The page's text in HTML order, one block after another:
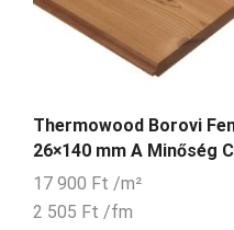
Thermowood Borovi
26×140 mm A Minőség
17 900 Ft /m²
2 505 Ft /fm